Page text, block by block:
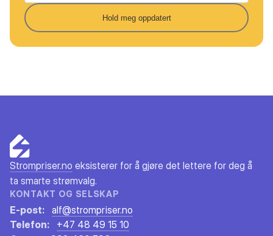
Hold meg oppdatert
Strompriser.no eksisterer for å gjøre det lettere for deg å
ta smarte strømvalg.
KONTAKT OG SELSKAP
E-post: alf@strompriser.no
Telefon:
+47 48 49 15 10